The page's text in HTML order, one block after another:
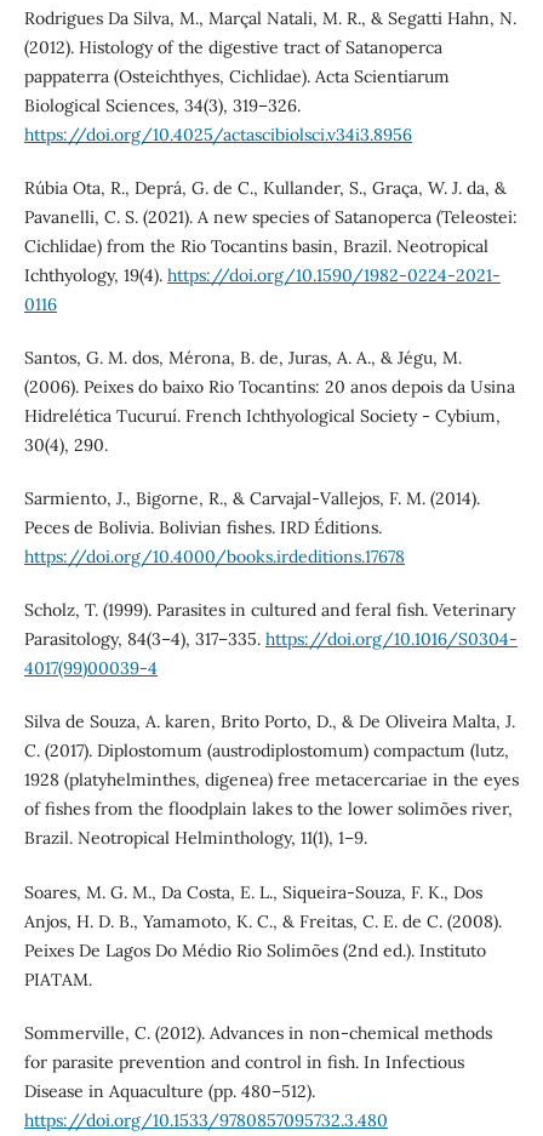
Rodrigues Da Silva, M., Marçal Natali, M. R., & Segatti Hahn, N.
(2012). Histology of the digestive tract of Satanoperca
pappaterra (Osteichthyes, Cichlidae). Acta Scientiarum
Biological Sciences, 34(3), 319–326.
https://doi.org/10.4025/actascibiolsci.v34i3.8956
Rúbia Ota, R., Deprá, G. de C., Kullander, S., Graça, W. J. da, &
Pavanelli, C. S. (2021). A new species of Satanoperca (Teleostei:
Cichlidae) from the Rio Tocantins basin, Brazil. Neotropical
Ichthyology, 19(4). https://doi.org/10.1590/1982-0224-2021-
0116
Santos, G. M. dos, Mérona, B. de, Juras, A. A., & Jégu, M.
(2006). Peixes do baixo Rio Tocantins: 20 anos depois da Usina
Hidrelética Tucuruí. French Ichthyological Society - Cybium,
30(4), 290.
Sarmiento, J., Bigorne, R., & Carvajal-Vallejos, F. M. (2014).
Peces de Bolivia. Bolivian fishes. IRD Éditions.
https://doi.org/10.4000/books.irdeditions.17678
Scholz, T. (1999). Parasites in cultured and feral fish. Veterinary
Parasitology, 84(3–4), 317–335. https://doi.org/10.1016/S0304-
4017(99)00039-4
Silva de Souza, A. karen, Brito Porto, D., & De Oliveira Malta, J.
C. (2017). Diplostomum (austrodiplostomum) compactum (lutz,
1928 (platyhelminthes, digenea) free metacercariae in the eyes
of fishes from the floodplain lakes to the lower solimões river,
Brazil. Neotropical Helminthology, 11(1), 1–9.
Soares, M. G. M., Da Costa, E. L., Siqueira-Souza, F. K., Dos
Anjos, H. D. B., Yamamoto, K. C., & Freitas, C. E. de C. (2008).
Peixes De Lagos Do Médio Rio Solimões (2nd ed.). Instituto
PIATAM.
Sommerville, C. (2012). Advances in non-chemical methods
for parasite prevention and control in fish. In Infectious
Disease in Aquaculture (pp. 480–512).
https://doi.org/10.1533/9780857095732.3.480